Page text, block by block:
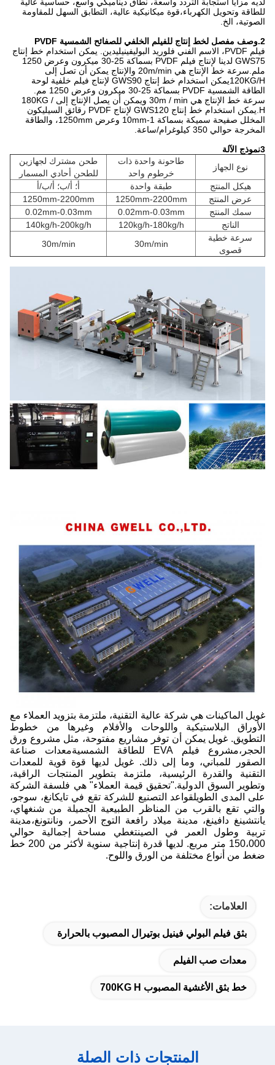
للطاقة وتحويل الكهرباء،قوة ميكانيكية عالية، التطابق السهل للمقاومة
الصوتية، الخ.
2.وصف مفصل لخط إنتاج للفيلم الخلفي للصفائح الشمسية PVDF
فيلم PVDF، الاسم الفني فلوريد البوليفينيليدين. يمكن استخدام خط إنتاج
GWS75 لدينا لإنتاج فيلم PVDF بسماكة 25-30 ميكرون وعرض 1250
ملم.سرعة خط الإنتاج هي 20m/min والإنتاج يمكن أن تصل إلى
120KG/Hيمكن استخدام خط إنتاج GWS90 لإنتاج فيلم خلفية لوحة
الطاقة الشمسية PVDF بسماكة 25-30 ميكرون وعرض 1250 مم.
سرعة خط الإنتاج هي 30m / min ويمكن أن يصل الإنتاج إلى 180KG /
H.يمكن استخدام خط إنتاج GWS120 لإنتاج PVDF رقائق السيليكون
المخلل صفيحة سميكة بسماكة 1-10mm وعرض 1250mm، والطاقة
المخرجة حوالي 350 كيلوغرام/ساعة.
3نموذج الآلة
نوع الجهاز
طاحونة واحدة ذات
خرطوم واحد
طحن مشترك لجهازين
للطحن أحادي المسمار
هيكل المنتج
طبقة واحدة
أ؛ أ/ب؛ أ/ب/أ
عرض المنتج
1250mm-2200mm
1250mm-2200mm
سمك المنتج
0.02mm-0.03mm
0.02mm-0.03mm
الناتج
120kg/h-180kg/h
140kg/h-200kg/h
سرعة خطية
قصوى
30m/min
30m/min
غويل الماكينات هي شركة عالية التقنية، ملتزمة بتزويد العملاء مع
الأوراق البلاستيكية واللوحات والأفلام وغيرها من خطوط
التطويق. غويل يمكن أن توفر مشاريع مفتوحة، مثل مشروع ورق
الحجر،مشروع فيلم EVA للطاقة الشمسيةمعدات صناعة
الصقور للمباني، وما إلى ذلك. غويل لديها قوة قوية للمعدات
التقنية والقدرة الرئيسية، ملتزمة بتطوير المنتجات الراقية،
وتطوير السوق الدولية."تحقيق قيمة العملاء" هي فلسفة الشركة
على المدى الطويلقواعد التصنيع للشركة تقع في تايكانغ، سوجو،
والتي تقع بالقرب من المناظر الطبيعية الجميلة من شنغهاي،
يانتشينغ دافينغ، مدينة ميلاد رافعة التوج الأحمر، ونانتونغ،مدينة
تربية وطول العمر في الصينتغطي مساحة إجمالية حوالي
150،000 متر مربع. لديها قدرة إنتاجية سنوية لأكثر من 200 خط
ضغط من أنواع مختلفة من الورق واللوح.
العلامات:
بثق فيلم البولي فينيل بوتيرال المصبوب بالحرارة
معدات صب الفيلم
خط بثق الأغشية المصبوب 700KG H
المنتجات ذات الصلة